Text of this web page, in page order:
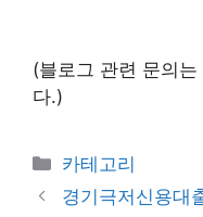
(블로그 관련 문의
다.)
Categories
카테고리
경기극저신용대